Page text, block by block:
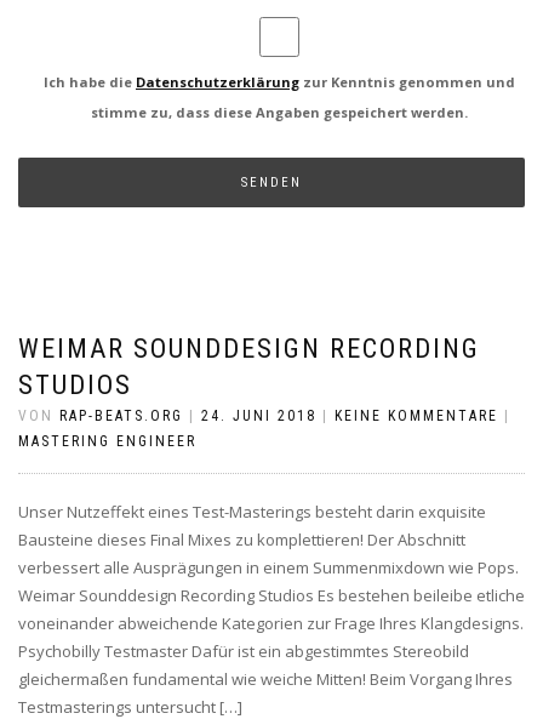
Ich habe die Datenschutzerklärung zur Kenntnis genommen und
stimme zu, dass diese Angaben gespeichert werden.
WEIMAR SOUNDDESIGN RECORDING
STUDIOS
VON RAP-BEATS.ORG 24. JUNI 2018 KEINE KOMMENTARE
MASTERING ENGINEER
Unser Nutzeffekt eines Test-Masterings besteht darin exquisite
Bausteine dieses Final Mixes zu komplettieren! Der Abschnitt
verbessert alle Ausprägungen in einem Summenmixdown wie Pops.
Weimar Sounddesign Recording Studios Es bestehen beileibe etliche
voneinander abweichende Kategorien zur Frage Ihres Klangdesigns.
Psychobilly Testmaster Dafür ist ein abgestimmtes Stereobild
gleichermaßen fundamental wie weiche Mitten! Beim Vorgang Ihres
Testmasterings untersucht […]